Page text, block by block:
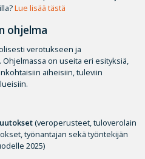
Lue lisää tästä
ohjelma
verotukseen ja
on useita eri esityksiä,
aiheisiin, tuleviin
(veroperusteet, tuloverolain
työnantajan sekä työntekijän
2025)